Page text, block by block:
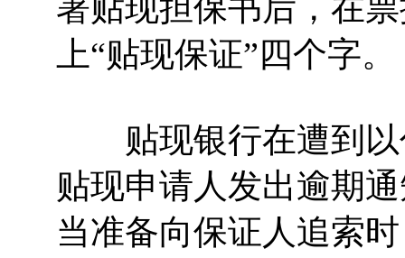
署贴现担保书后，在
上“贴现保证”四个字。
贴现银行在遭到以
贴现申请人发出逾期
当准备向保证人追索